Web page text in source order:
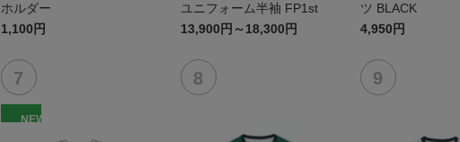
ホルダー
1,100円
ユニフォーム半袖 FP1st
13,900円～18,300円
ツ BLACK
4,950円
NEW